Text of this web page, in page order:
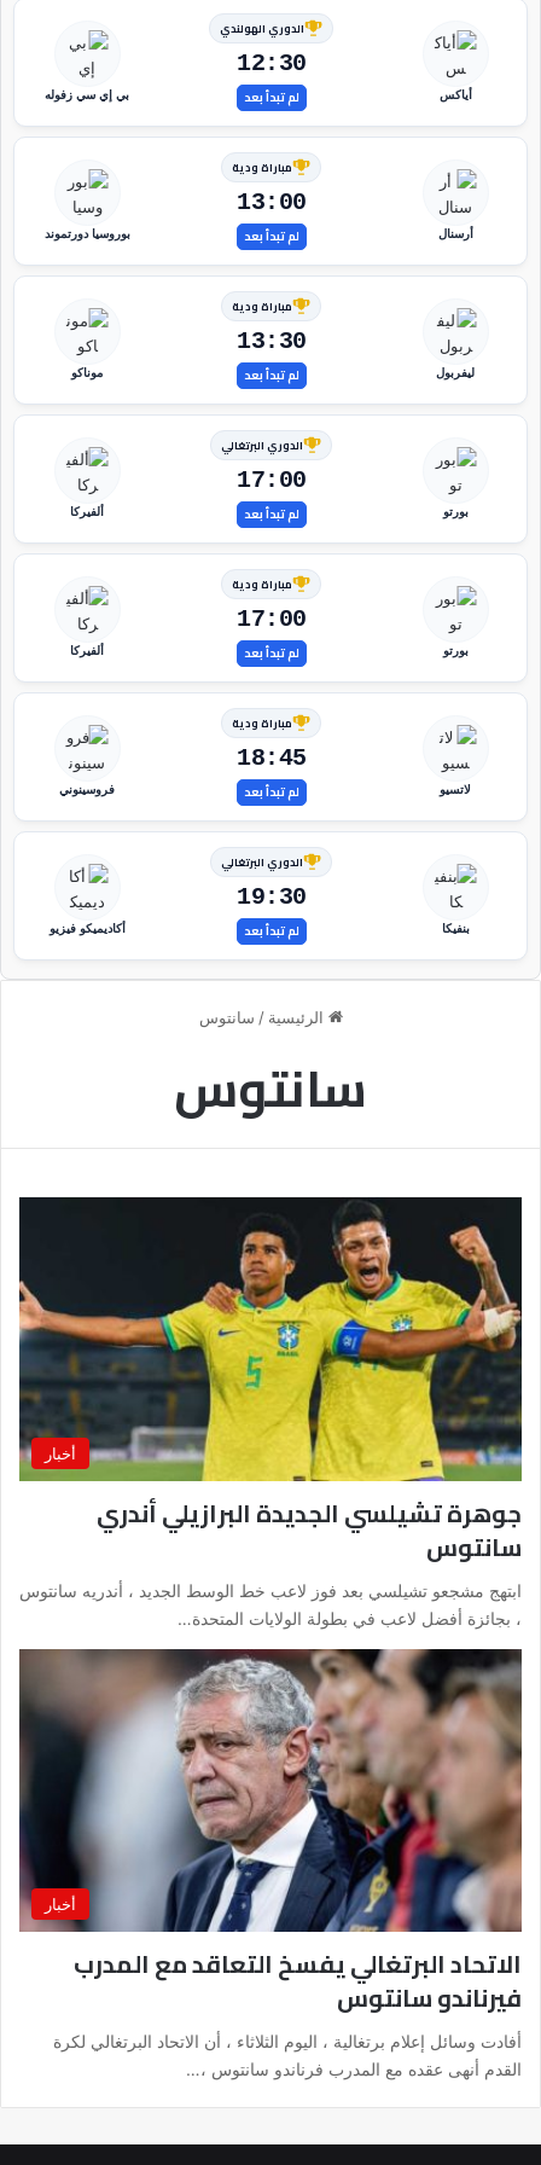
أياكس
الدوري الهولندي
12:30
لم تبدأ بعد بي إي سي زفوله
أرسنال
مباراة ودية
13:00
لم تبدأ بعد بوروسيا دورتموند
ليفربول
مباراة ودية
13:30
لم تبدأ بعد موناكو
بورتو
الدوري البرتغالي
17:00
لم تبدأ بعد ألفيركا
بورتو
مباراة ودية
17:00
لم تبدأ بعد ألفيركا
لاتسيو
مباراة ودية
18:45
لم تبدأ بعد فروسينوني
بنفيكا
الدوري البرتغالي
19:30
لم تبدأ بعد أكاديميكو فيزيو
الرئيسية / سانتوس
سانتوس
أخبار
جوهرة تشيلسي الجديدة البرازيلي أندري
سانتوس
ابتهج مشجعو تشيلسي بعد فوز لاعب خط الوسط الجديد ، أندريه سانتوس
، بجائزة أفضل لاعب في بطولة الولايات المتحدة…
أخبار
الاتحاد البرتغالي يفسخ التعاقد مع المدرب
فيرناندو سانتوس
أفادت وسائل إعلام برتغالية ، اليوم الثلاثاء ، أن الاتحاد البرتغالي لكرة
القدم أنهى عقده مع المدرب فرناندو سانتوس ،…